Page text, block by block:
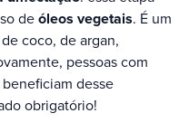
de óleos vegetais. É um
coco, de argan,
pessoas com
desse
obrigatório!